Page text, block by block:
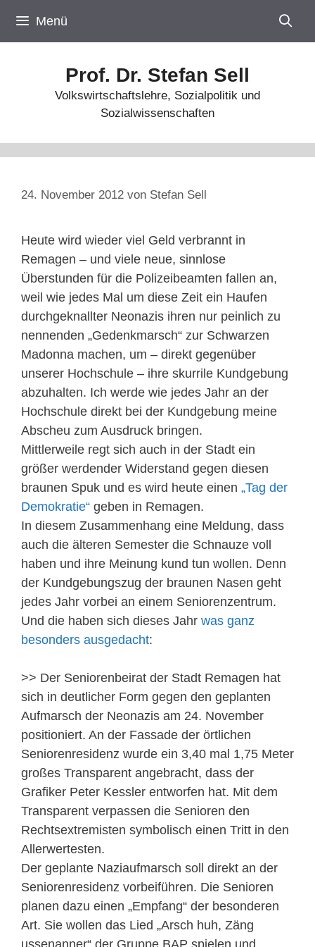
Inhalt
springen
Menü
Prof. Dr. Stefan Sell
Volkswirtschaftslehre, Sozialpolitik und
Sozialwissenschaften
24. November 2012 von Stefan Sell
Heute wird wieder viel Geld verbrannt in
Remagen – und viele neue, sinnlose
Überstunden für die Polizeibeamten fallen an,
weil wie jedes Mal um diese Zeit ein Haufen
durchgeknallter Neonazis ihren nur peinlich zu
nennenden „Gedenkmarsch“ zur Schwarzen
Madonna machen, um – direkt gegenüber
unserer Hochschule – ihre skurrile Kundgebung
abzuhalten. Ich werde wie jedes Jahr an der
Hochschule direkt bei der Kundgebung meine
Abscheu zum Ausdruck bringen.
Mittlerweile regt sich auch in der Stadt ein
größer werdender Widerstand gegen diesen
braunen Spuk und es wird heute einen „Tag der
Demokratie“ geben in Remagen.
In diesem Zusammenhang eine Meldung, dass
auch die älteren Semester die Schnauze voll
haben und ihre Meinung kund tun wollen. Denn
der Kundgebungszug der braunen Nasen geht
jedes Jahr vorbei an einem Seniorenzentrum.
Und die haben sich dieses Jahr was ganz
besonders ausgedacht:
>> Der Seniorenbeirat der Stadt Remagen hat
sich in deutlicher Form gegen den geplanten
Aufmarsch der Neonazis am 24. November
positioniert. An der Fassade der örtlichen
Seniorenresidenz wurde ein 3,40 mal 1,75 Meter
großes Transparent angebracht, dass der
Grafiker Peter Kessler entworfen hat. Mit dem
Transparent verpassen die Senioren den
Rechtsextremisten symbolisch einen Tritt in den
Allerwertesten.
Der geplante Naziaufmarsch soll direkt an der
Seniorenresidenz vorbeiführen. Die Senioren
planen dazu einen „Empfang“ der besonderen
Art. Sie wollen das Lied „Arsch huh, Zäng
ussenanner“ der Gruppe BAP spielen und